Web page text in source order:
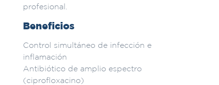
profesional.
Beneficios
Control simultáneo de infección e
inflamación
Antibiótico de amplio espectro
(ciprofloxacino)